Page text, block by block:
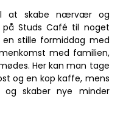
at skabe nærvær og
Studs Café til noget
stille formiddag med
med familien,
Her kan man tage
og en kop kaffe, mens
skaber nye minder